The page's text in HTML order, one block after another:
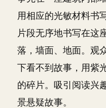
用相应的光敏材料书
片段无序地书写在这
落，墙面、地面。观
下看不到故事，用紫
的碎片。吸引阅读兴
景悬疑故事。